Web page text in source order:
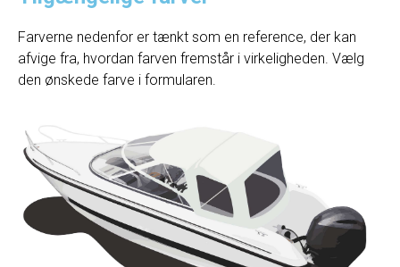
Farverne nedenfor er tænkt som en reference, der kan
afvige fra, hvordan farven fremstår i virkeligheden. Vælg
den ønskede farve i formularen.